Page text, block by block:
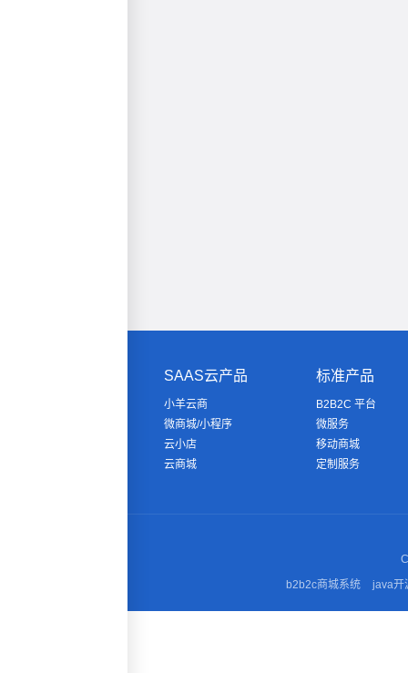
SAAS云产品
小羊云商
微商城/小程序
云小店
云商城
标准产品
B2B2C 平台
微服务
移动商城
定制服务
b2b2c商城系统
java开